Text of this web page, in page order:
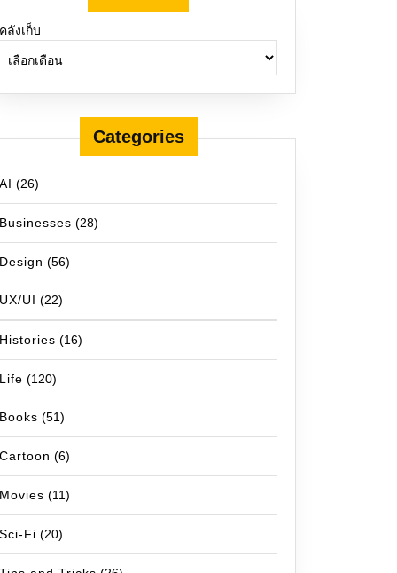
คลังเก็บ
Categories
AI (26)
Businesses (28)
Design (56)
UX/UI (22)
Histories (16)
Life (120)
Books (51)
Cartoon (6)
Movies (11)
Sci-Fi (20)